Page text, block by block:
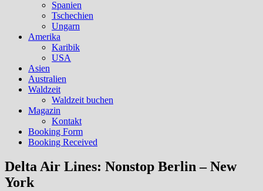
Spanien
Tschechien
Ungarn
Amerika
Karibik
USA
Asien
Australien
Waldzeit
Waldzeit buchen
Magazin
Kontakt
Booking Form
Booking Received
Delta Air Lines: Nonstop Berlin – New
York